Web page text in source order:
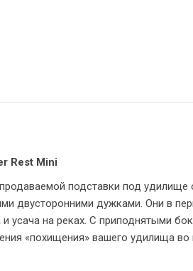
Rest Mini
подставки под удилище
двусторонними дужками. Они в
усача на реках. С приподнятыми
«похищения» вашего удилища во